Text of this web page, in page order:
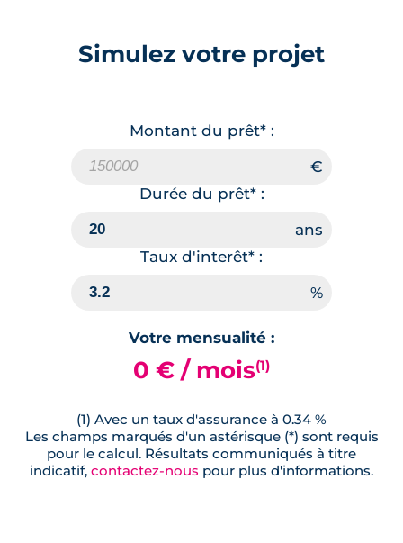
Simulez votre projet
Montant du prêt* :
Durée du prêt* :
Taux d'interêt* :
Votre mensualité :
0 € / mois(1)
(1) Avec un taux d'assurance à 0.34 %
Les champs marqués d'un astérisque (*) sont requis
pour le calcul. Résultats communiqués à titre
indicatif, contactez-nous pour plus d'informations.